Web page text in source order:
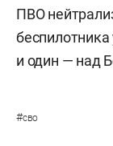
ПВО
и один — над
#сво